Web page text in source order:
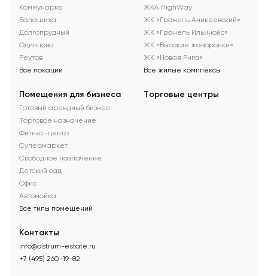
Коммунарка
Балашиха
Долгопрудный
Одинцово
Реутов
Все локации
ЖКА HighWay
ЖК «Гранель Аникеевский»
ЖК «Гранель Ильинойс»
ЖК «Высокие жаворонки»
ЖК «Новая Рига»
Все жилые комплексы
Помещения для бизнеса
Готовый арендный бизнес
Торговое назначение
Фитнес-центр
Супермаркет
Свободное назначение
Детский сад
Офис
Автомойка
Все типы помещений
Торговые центры
Контакты
info@astrum-estate.ru
+7 (495) 260-19-82